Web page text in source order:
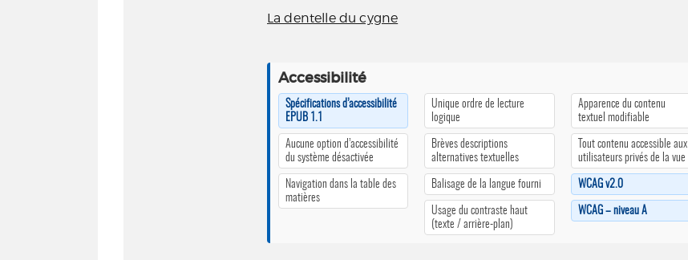
La dentelle du cygne
Accessibilité
Spécifications d’accessibilité
EPUB 1.1
Aucune option d’accessibilité
du système désactivée
Navigation dans la table des
matières
Unique ordre de lecture
logique
Brèves descriptions
alternatives textuelles
Balisage de la langue fourni
Usage du contraste haut
(texte / arrière-plan)
Apparence du contenu
textuel modifiable
Tout contenu accessible aux
utilisateurs privés de la vue
WCAG v2.0
WCAG – niveau A